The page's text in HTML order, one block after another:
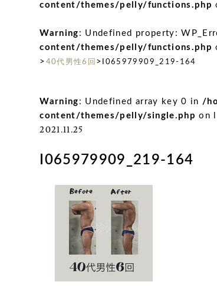
content/themes/pelly/functions.php
Warning : Undefined property:
content/themes/pelly/functions.php
> 40代男性6回 > I065979909_219-164
Warning : Undefined array key 0 in /
content/themes/pelly/single.php on
2021.11.25
I065979909_219-164